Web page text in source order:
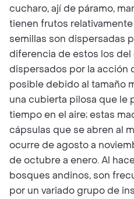
cucharo, ají de páramo,
tienen frutos
semillas son dispersadas
diferencia de estos los del
dispersados por la acción
posible debido al tamaño
una cubierta pilosa que le
tiempo en el aire; estas
cápsulas que se abren al
ocurre de agosto a
de octubre a enero. Al
bosques andinos, son
por un variado grupo de